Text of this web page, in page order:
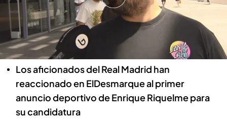
Fran Duarte
Madrid, 02 JUN 2026 - 16:13h.
Los aficionados del Real Madrid han
reaccionado en ElDesmarque al primer
anuncio deportivo de Enrique Riquelme para
su candidatura